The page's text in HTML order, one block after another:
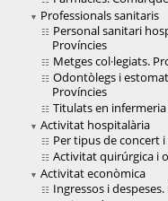
Professionals sanitaris
Personal sanitari
Províncies
Metges col·legiats.
Odontòlegs i
Províncies
Titulats en
Activitat hospitalària
Per tipus de concert
Activitat quirúrgica i
Activitat econòmica
Ingressos i